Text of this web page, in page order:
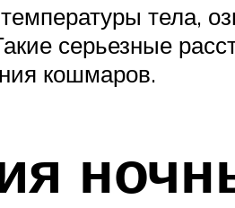
тела,
серьезные
кошмаров.